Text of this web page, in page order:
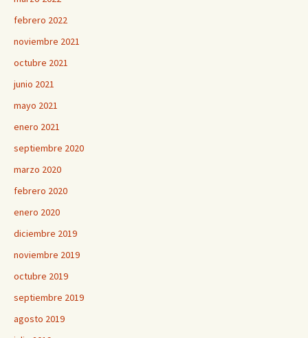
febrero 2022
noviembre 2021
octubre 2021
junio 2021
mayo 2021
enero 2021
septiembre 2020
marzo 2020
febrero 2020
enero 2020
diciembre 2019
noviembre 2019
octubre 2019
septiembre 2019
agosto 2019